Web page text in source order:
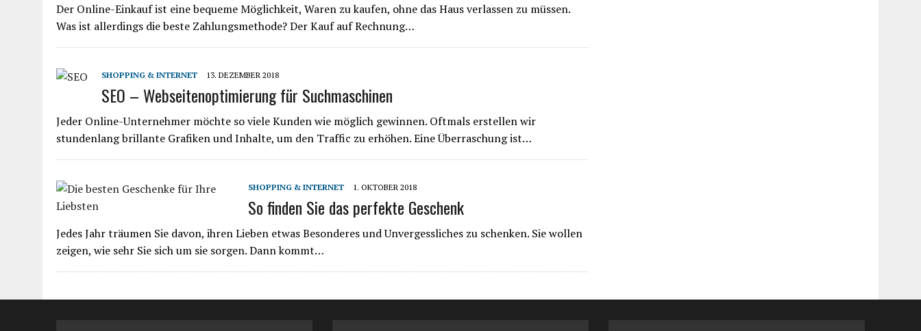
Der Online-Einkauf ist eine bequeme Möglichkeit, Waren zu kaufen, ohne das Haus verlassen zu müssen.
Was ist allerdings die beste Zahlungsmethode? Der Kauf auf Rechnung…
SHOPPING & INTERNET 13. DEZEMBER 2018
SEO – Webseitenoptimierung für Suchmaschinen
Jeder Online-Unternehmer möchte so viele Kunden wie möglich gewinnen. Oftmals erstellen wir
stundenlang brillante Grafiken und Inhalte, um den Traffic zu erhöhen. Eine Überraschung ist…
SHOPPING & INTERNET 1. OKTOBER 2018
So finden Sie das perfekte Geschenk
Jedes Jahr träumen Sie davon, ihren Lieben etwas Besonderes und Unvergessliches zu schenken. Sie wollen
zeigen, wie sehr Sie sich um sie sorgen. Dann kommt…